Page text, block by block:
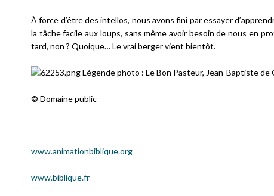
À force d’être des intellos, nous avons fini par essayer
la tâche facile aux loups, sans même avoir besoin de nous en
tard, non ? Quoique… Le vrai berger vient bientôt.
Légende photo : Le Bon Pasteur, Jean-Baptiste de
© Domaine public
www.animationbiblique.org
www.biblique.fr